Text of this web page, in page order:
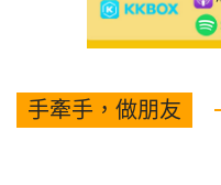
手牽手，做朋友